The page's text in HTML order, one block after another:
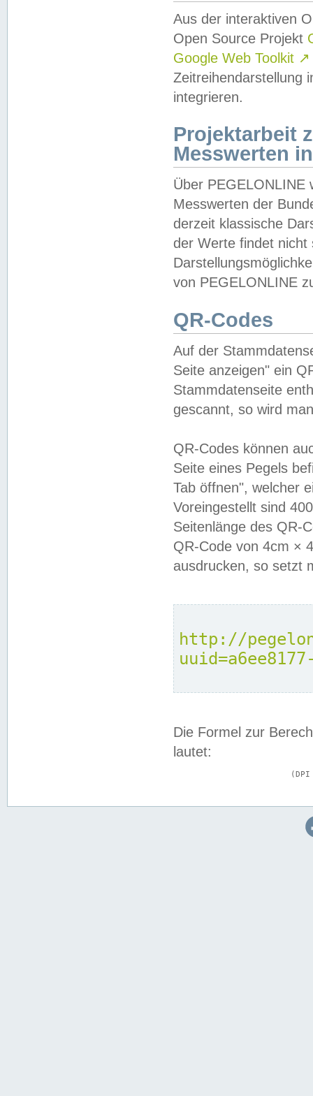
Aus der interaktiven
Open Source Projekt
Google Web Toolkit ↗
Zeitreihendarstellung
integrieren.
Projektarbeit
Messwerten
Über PEGELONLINE
Messwerten der
derzeit klassische
der Werte findet
von PEGELONLINE
QR-Codes
Auf der
Seite anzeigen" ein
Stammdatenseite
gescannt, so wird
QR-Codes können
Seite eines Pegels
Tab öffnen", welcher
Voreingestellt sind
Seitenlänge des QR-
QR-Code von 4cm ×
ausdrucken, so setzt
http://
Die Formel zur
lautet: